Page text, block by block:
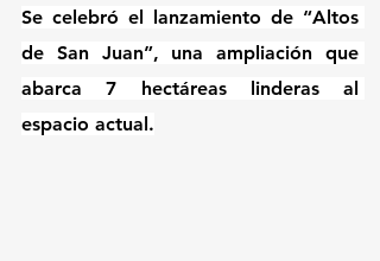
Se celebró el lanzamiento de “Altos
de San Juan”, una ampliación que
abarca 7 hectáreas linderas al
espacio actual.